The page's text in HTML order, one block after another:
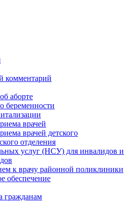
комментарий
аборте
беременности
врачей
врачей детского
отделения
услуг (НСУ) для инвалидов и
к врачу районной поликлиники
обеспечение
гражданам